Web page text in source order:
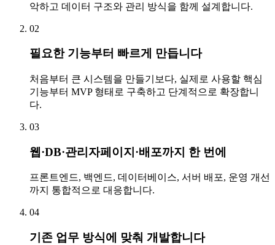
악하고 데이터 구조와 관리 방식을 함께 설계합니다.
02
필요한 기능부터 빠르게 만듭니다
처음부터 큰 시스템을 만들기보다, 실제로 사용할 핵심
기능부터 MVP 형태로 구축하고 단계적으로 확장합니
다.
03
웹·DB·관리자페이지·배포까지 한 번에
프론트엔드, 백엔드, 데이터베이스, 서버 배포, 운영 개선
까지 통합적으로 대응합니다.
04
기존 업무 방식에 맞춰 개발합니다